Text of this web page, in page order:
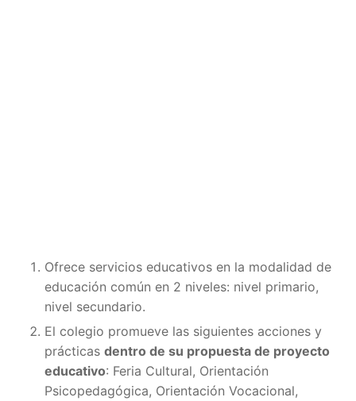
Ofrece servicios educativos en la modalidad de
educación común en 2 niveles: nivel primario,
nivel secundario.
El colegio promueve las siguientes acciones y
prácticas dentro de su propuesta de proyecto
educativo: Feria Cultural, Orientación
Psicopedagógica, Orientación Vocacional,